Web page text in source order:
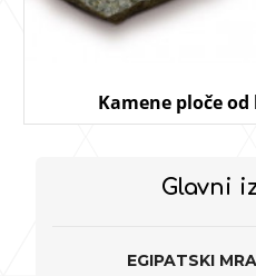
Kamene ploče od
Glavni
EGIPATSKI